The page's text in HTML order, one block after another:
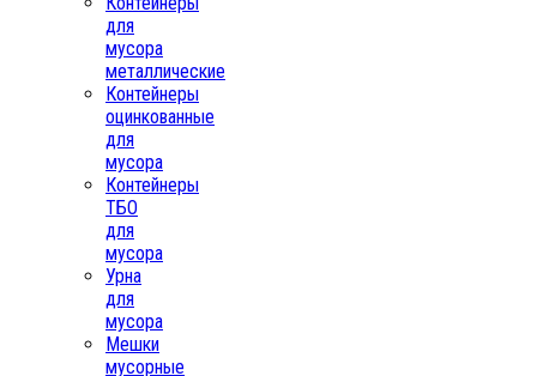
для
мусора
металлические
Контейнеры
оцинкованные
для
мусора
Контейнеры
ТБО
для
мусора
Урна
для
мусора
Мешки
мусорные